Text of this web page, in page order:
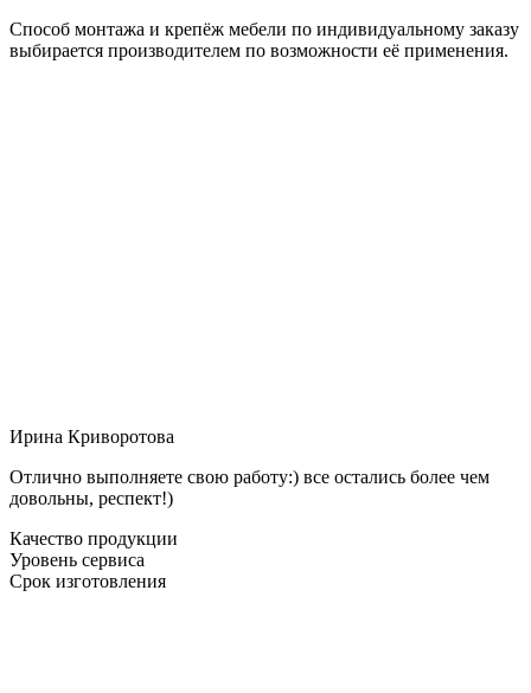
Способ монтажа и крепёж мебели по индивидуальному заказу
выбирается производителем по возможности её применения.
Ирина Криворотова
Отлично выполняете свою работу:) все остались более чем
довольны, респект!)
Качество продукции
Уровень сервиса
Срок изготовления